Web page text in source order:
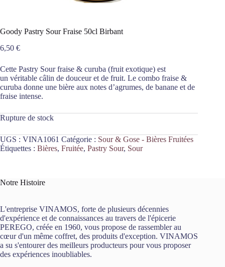
Goody Pastry Sour Fraise 50cl Birbant
6,50 €
Cette Pastry Sour fraise & curuba (fruit exotique) est
un véritable câlin de douceur et de fruit. Le combo fraise &
curuba donne une bière aux notes d’agrumes, de banane et de
fraise intense.
Rupture de stock
UGS : VINA1061 Catégorie : Sour & Gose - Bières Fruitées
Étiquettes : Bières, Fruitée, Pastry Sour, Sour
Notre Histoire
L'entreprise VINAMOS, forte de plusieurs décennies
d'expérience et de connaissances au travers de l'épicerie
PEREGO, créée en 1960, vous propose de rassembler au
cœur d'un même coffret, des produits d'exception. VINAMOS
a su s'entourer des meilleurs producteurs pour vous proposer
des expériences inoubliables.